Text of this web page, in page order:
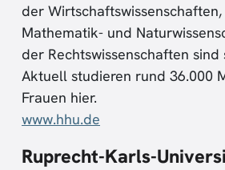
der
Mathematik- und
der Rechtswissenschaften
Aktuell studieren rund 36.000
Frauen hier.
www.hhu.de
Ruprecht-Karls-